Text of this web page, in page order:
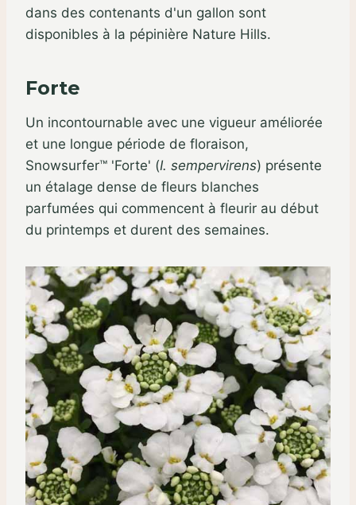
dans des contenants d'un gallon sont
disponibles à la pépinière Nature Hills.
Forte
Un incontournable avec une vigueur améliorée
et une longue période de floraison,
Snowsurfer™ 'Forte' (I. sempervirens) présente
un étalage dense de fleurs blanches
parfumées qui commencent à fleurir au début
du printemps et durent des semaines.